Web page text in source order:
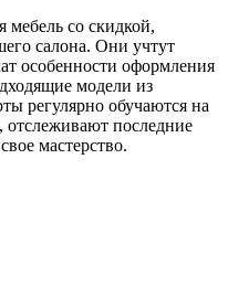
мебель со скидкой,
салона. Они учтут
особенности оформления
модели из
регулярно обучаются на
отслеживают последние
мастерство.